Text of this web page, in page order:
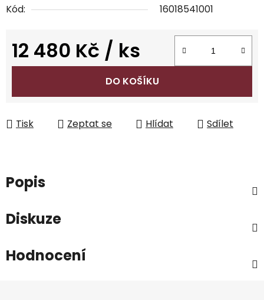
Kód:
16018541001
12 480 Kč / ks
Měrná cena:
DO KOŠÍKU
Tisk Zeptat se Hlídat Sdílet
Popis
Diskuze
Hodnocení